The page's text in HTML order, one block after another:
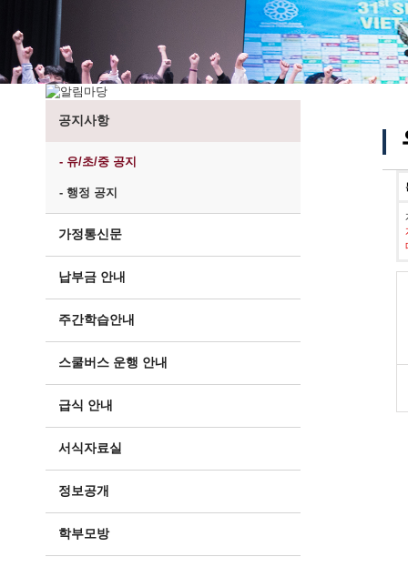
위치/전화
전경사진
공지사항
- 유/초/중 공지
- 행정 공지
가정통신문
납부금 안내
주간학습안내
스쿨버스 운행 안내
급식 안내
서식자료실
정보공개
학부모방